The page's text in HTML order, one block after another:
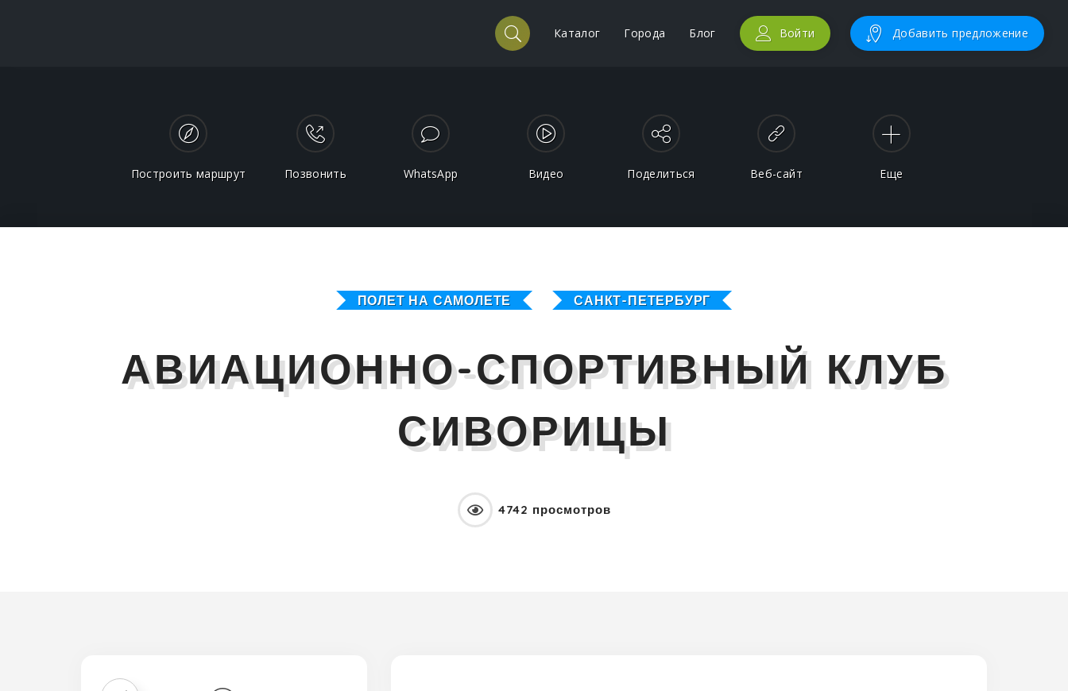
Войти Добавить предложение
Каталог Города Блог
Построить маршрут Позвонить WhatsApp Видео Поделиться Веб-сайт Еще
ПОЛЕТ НА САМОЛЕТЕ САНКТ-ПЕТЕРБУРГ
АВИАЦИОННО-СПОРТИВНЫЙ КЛУБ
СИВОРИЦЫ
4742 просмотров